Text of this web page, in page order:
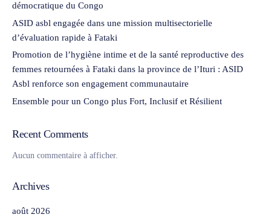
démocratique du Congo
ASID asbl engagée dans une mission multisectorielle
d’évaluation rapide à Fataki
Promotion de l’hygiène intime et de la santé reproductive des
femmes retournées à Fataki dans la province de l’Ituri : ASID
Asbl renforce son engagement communautaire
Ensemble pour un Congo plus Fort, Inclusif et Résilient
Recent Comments
Aucun commentaire à afficher.
Archives
août 2026